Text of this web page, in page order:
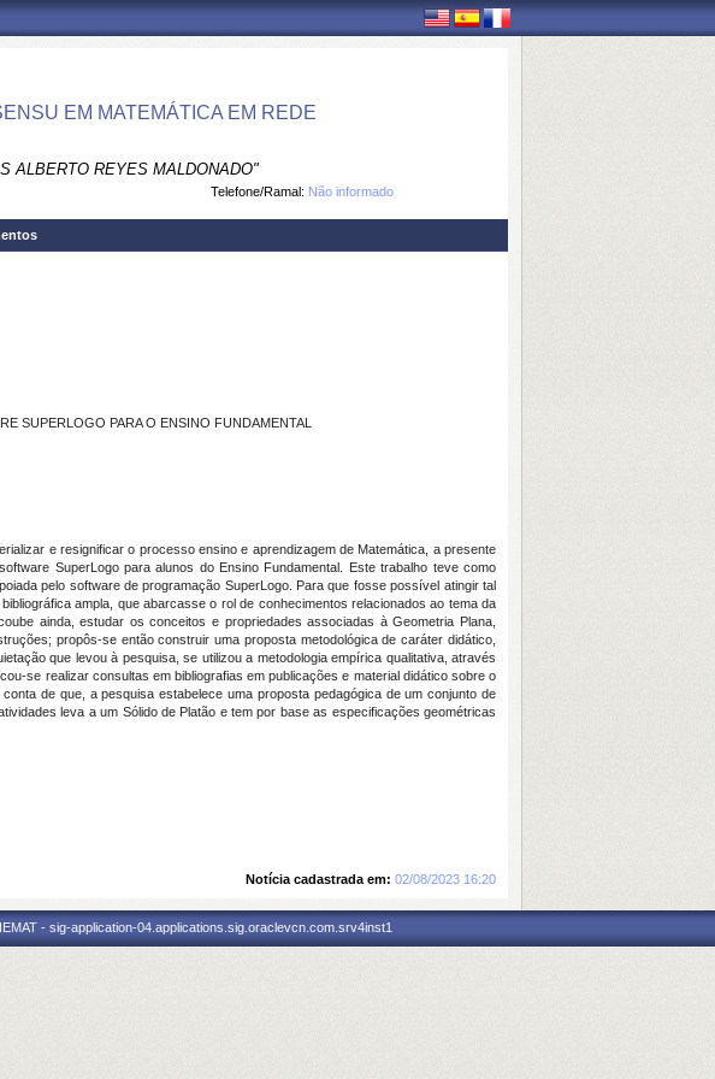
EM MATEMÁTICA EM REDE
ALBERTO REYES MALDONADO"
Telefone/Ramal: Não informado
SUPERLOGO PARA O ENSINO FUNDAMENTAL
e resignificar o processo ensino e aprendizagem de Matemática, a presente
SuperLogo para alunos do Ensino Fundamental. Este trabalho teve como
pelo software de programação SuperLogo. Para que fosse possível atingir tal
ampla, que abarcasse o rol de conhecimentos relacionados ao tema da
ainda, estudar os conceitos e propriedades associadas à Geometria Plana,
propôs-se então construir uma proposta metodológica de caráter didático,
que levou à pesquisa, se utilizou a metodologia empírica qualitativa, através
se realizar consultas em bibliografias em publicações e material didático sobre o
de que, a pesquisa estabelece uma proposta pedagógica de um conjunto de
leva a um Sólido de Platão e tem por base as especificações geométricas
Notícia cadastrada em: 02/08/2023 16:20
- sig-application-04.applications.sig.oraclevcn.com.srv4inst1